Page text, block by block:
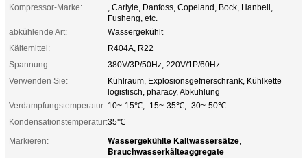
Kompressor-Marke:
, Carlyle, Danfoss, Copeland, Bock, Hanbell,
Fusheng, etc.
abkühlende Art:
Wassergekühlt
Kältemittel:
R404A, R22
Spannung:
380V/3P/50Hz, 220V/1P/60Hz
Verwenden Sie:
Kühlraum, Explosionsgefrierschrank, Kühlkette
logistisch, pharacy, Abkühlung
Verdampfungstemperatur: 10~-15℃, -15~-35℃, -30~-50℃
Kondensationstemperatur:35℃
Markieren:
Wassergekühlte Kaltwassersätze,
Brauchwasserkälteaggregate